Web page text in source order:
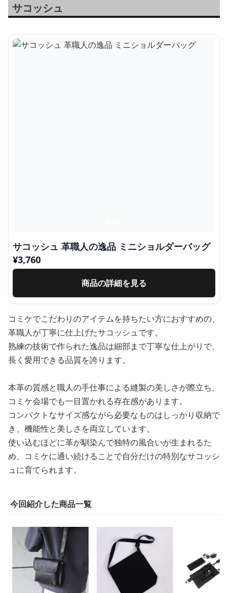
サコッシュ
サコッシュ 革職人の逸品 ミニショルダーバッグ
¥3,760
商品の詳細を見る
コミケでこだわりのアイテムを持ちたい方におすすめの、
革職人が丁寧に仕上げたサコッシュです。
熟練の技術で作られた逸品は細部まで丁寧な仕上がりで、
長く愛用できる品質を誇ります。
本革の質感と職人の手仕事による縫製の美しさが際立ち、
コミケ会場でも一目置かれる存在感があります。
コンパクトなサイズ感ながら必要なものはしっかり収納で
き、機能性と美しさを両立しています。
使い込むほどに革が馴染んで独特の風合いが生まれるた
め、コミケに通い続けることで自分だけの特別なサコッシ
ュに育てられます。
今回紹介した商品一覧